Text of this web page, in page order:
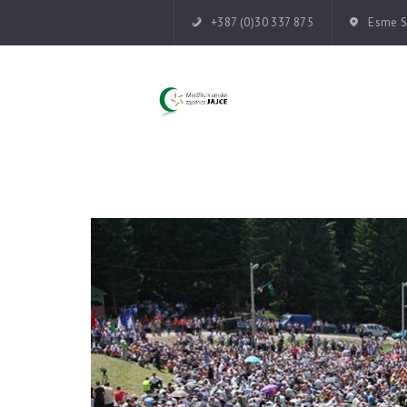
+387 (0)30 337 875 Esme